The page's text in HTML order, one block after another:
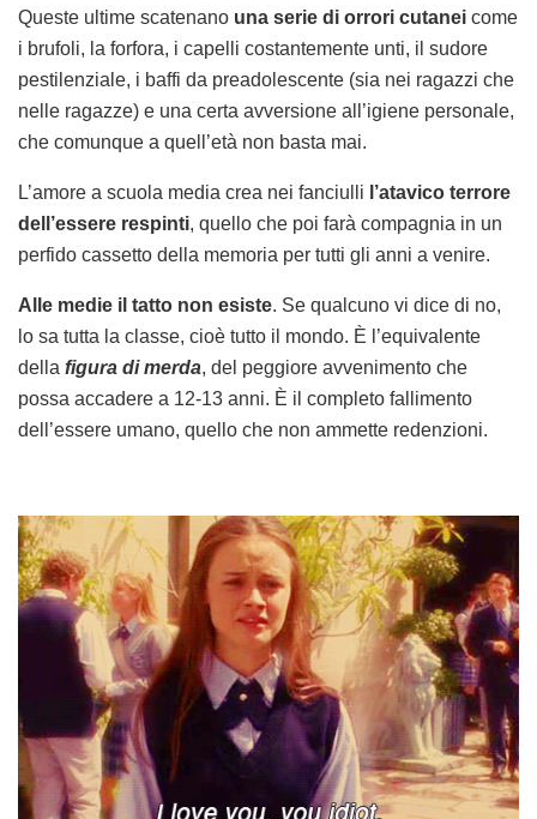
Queste ultime scatenano una serie di orrori cutanei come
i brufoli, la forfora, i capelli costantemente unti, il sudore
pestilenziale, i baffi da preadolescente (sia nei ragazzi che
nelle ragazze) e una certa avversione all’igiene personale,
che comunque a quell’età non basta mai.
L’amore a scuola media crea nei fanciulli l’atavico terrore
dell’essere respinti, quello che poi farà compagnia in un
perfido cassetto della memoria per tutti gli anni a venire.
Alle medie il tatto non esiste. Se qualcuno vi dice di no,
lo sa tutta la classe, cioè tutto il mondo. È l’equivalente
della figura di merda, del peggiore avvenimento che
possa accadere a 12-13 anni. È il completo fallimento
dell’essere umano, quello che non ammette redenzioni.